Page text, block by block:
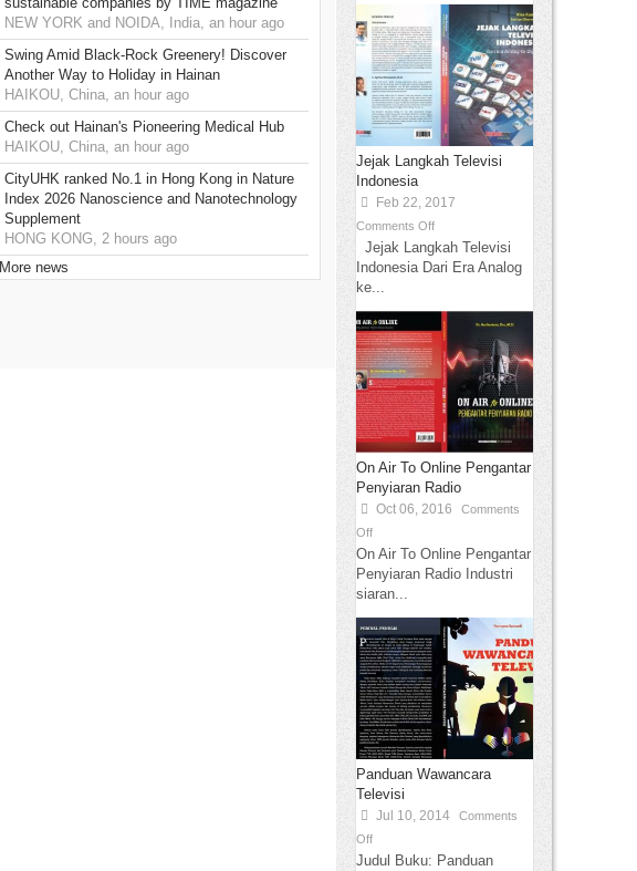
NEW YORK and NOIDA, India, an hour ago
Swing Amid Black‑Rock Greenery! Discover
Another Way to Holiday in Hainan
HAIKOU, China, an hour ago
Check out Hainan's Pioneering Medical Hub
HAIKOU, China, an hour ago
CityUHK ranked No.1 in Hong Kong in Nature
Index 2026 Nanoscience and Nanotechnology
Supplement
HONG KONG, 2 hours ago
More news
Jejak Langkah Televisi
Indonesia
Feb 22, 2017
Comments Off
Jejak Langkah Televisi
Indonesia Dari Era Analog
ke...
On Air To Online Pengantar
Penyiaran Radio
Oct 06, 2016
Comments
Off
On Air To Online Pengantar
Penyiaran Radio Industri
siaran...
Panduan Wawancara
Televisi
Jul 10, 2014
Comments
Off
Judul Buku: Panduan